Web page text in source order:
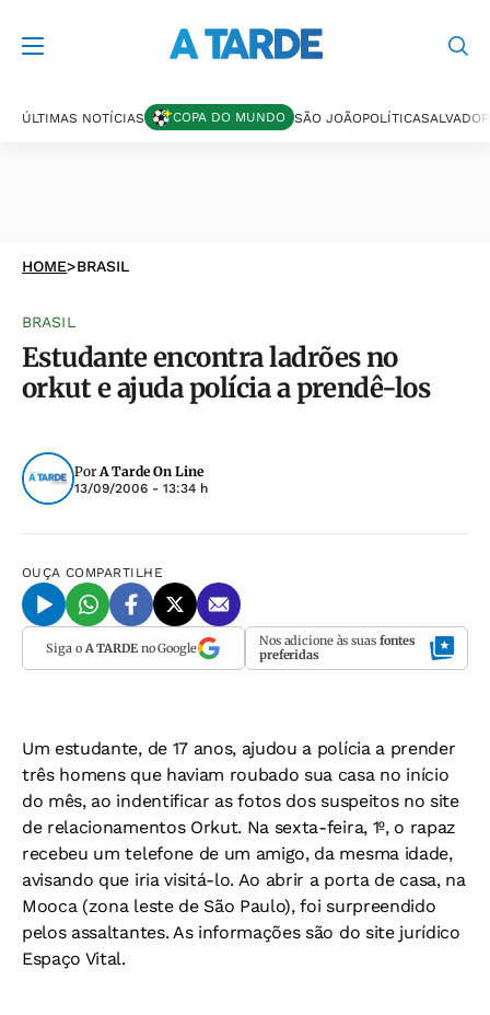
ÚLTIMAS NOTÍCIAS COPA DO MUNDO SÃO JOÃOPOLÍTICASALVADOR
HOME>BRASIL
BRASIL
Estudante encontra ladrões no
orkut e ajuda polícia a prendê-los
PorA Tarde On Line
13/09/2006 - 13:34 h
OUÇA COMPARTILHE
Siga o A TARDEno Google Nos adicione às suas fontes
preferidas
Um estudante, de 17 anos, ajudou a polícia a prender
três homens que haviam roubado sua casa no início
do mês, ao indentificar as fotos dos suspeitos no site
de relacionamentos Orkut. Na sexta-feira, 1º, o rapaz
recebeu um telefone de um amigo, da mesma idade,
avisando que iria visitá-lo. Ao abrir a porta de casa, na
Mooca (zona leste de São Paulo), foi surpreendido
pelos assaltantes. As informações são do site jurídico
Espaço Vital.